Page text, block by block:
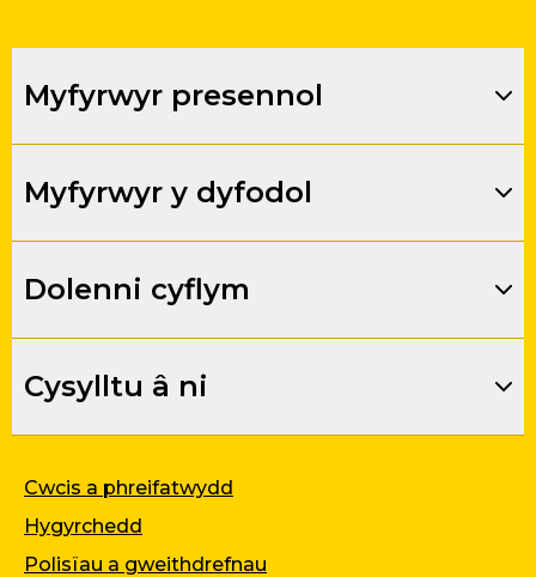
Myfyrwyr presennol
Myfyrwyr y dyfodol
Dolenni cyflym
Cysylltu â ni
Cwcis a phreifatwydd
Hygyrchedd
Polisïau a gweithdrefnau